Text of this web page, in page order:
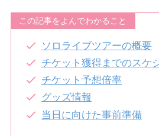
この記事をよんでわかること
ソロライブツアーの概要
チケット獲得までのスケ
チケット予想倍率
グッズ情報
当日に向けた事前準備